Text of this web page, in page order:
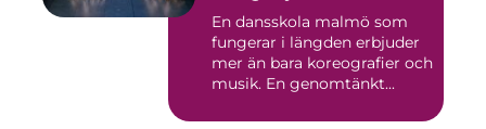
En dansskola malmö som
fungerar i längden erbjuder
mer än bara koreografier och
musik. En genomtänkt...